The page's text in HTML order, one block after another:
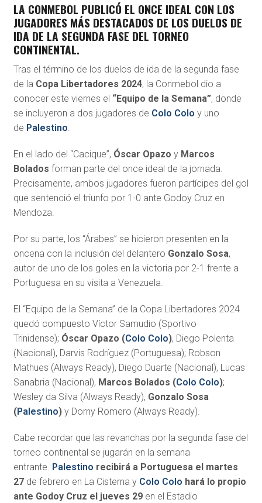
LA CONMEBOL PUBLICÓ EL ONCE IDEAL CON LOS
JUGADORES MÁS DESTACADOS DE LOS DUELOS DE
IDA DE LA SEGUNDA FASE DEL TORNEO
CONTINENTAL.
Tras el término de los duelos de ida de la segunda fase
de la Copa Libertadores 2024, la Conmebol dio a
conocer este viernes el “Equipo de la Semana”, donde
se incluyeron a dos jugadores de Colo Colo y uno
de Palestino.
En el lado del “Cacique”, Óscar Opazo y Marcos
Bolados forman parte del once ideal de la jornada.
Precisamente, ambos jugadores fueron partícipes del gol
que sentenció el triunfo por 1-0 ante Godoy Cruz en
Mendoza.
Por su parte, los “Árabes” se hicieron presenten en la
oncena con la inclusión del delantero Gonzalo Sosa,
autor de uno de los goles en la victoria por 2-1 frente a
Portuguesa en su visita a Venezuela.
El “Equipo de la Semana” de la Copa Libertadores 2024
quedó compuesto Víctor Samudio (Sportivo
Trinidense); Óscar Opazo (Colo Colo), Diego Polenta
(Nacional), Darvis Rodríguez (Portuguesa); Robson
Mathues (Always Ready), Diego Duarte (Nacional), Lucas
Sanabria (Nacional), Marcos Bolados (Colo Colo);
Wesley da Silva (Always Ready), Gonzalo Sosa
(Palestino)y Dorny Romero (Always Ready).
Cabe recordar que las revanchas por la segunda fase del
torneo continental se jugarán en la semana
entrante. Palestino recibirá a Portuguesa el martes
27de febrero en La Cisterna y Colo Colo hará lo propio
ante Godoy Cruz el jueves 29en el Estadio